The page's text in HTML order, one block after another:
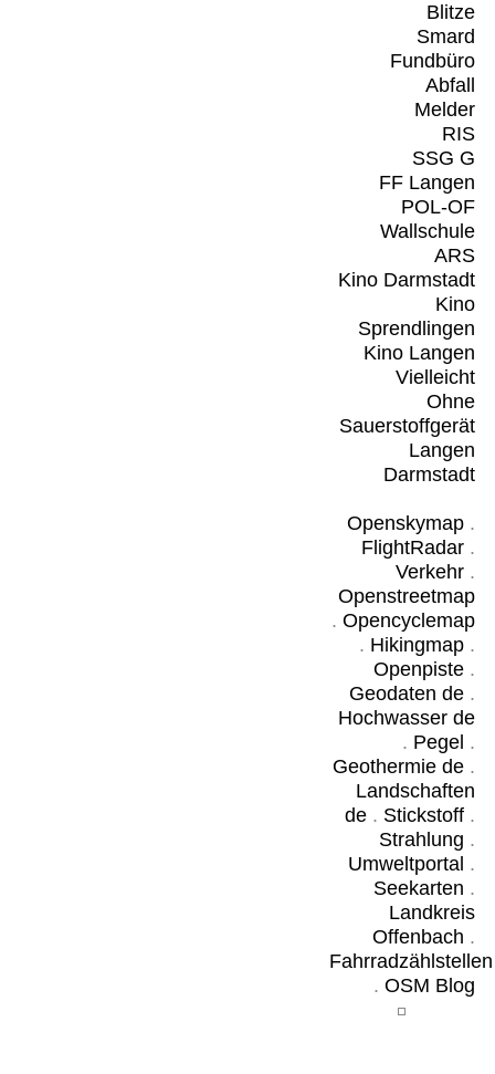
Blitze
Smard
Fundbüro
Abfall
Melder
RIS
SSG G
FF Langen
POL-OF
Wallschule
ARS
Kino Darmstadt
Kino
Sprendlingen
Kino Langen
Vielleicht
Ohne
Sauerstoffgerät
Langen
Darmstadt
Openskymap.
FlightRadar.
Verkehr.
Openstreetmap
. Opencyclemap
. Hikingmap.
Openpiste.
Geodaten de.
Hochwasser de
. Pegel .
Geothermie de.
Landschaften
de. Stickstoff.
Strahlung .
Umweltportal .
Seekarten .
Landkreis
Offenbach .
Fahrradzählstellen
. OSM Blog